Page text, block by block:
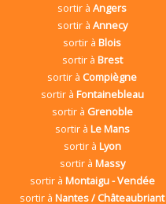
sortir àAngers
sortir à Annecy
sortir àBlois
sortir à Brest
sortir à Compiègne
sortir à Fontainebleau
sortir à Grenoble
sortir à Le Mans
sortir à Lyon
sortir à Massy
sortir à Montaigu - Vendée
sortir àNantes / Châteaubriant